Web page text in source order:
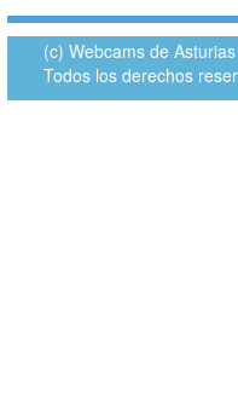
(c) Webcams de Asturias
Todos los derechos